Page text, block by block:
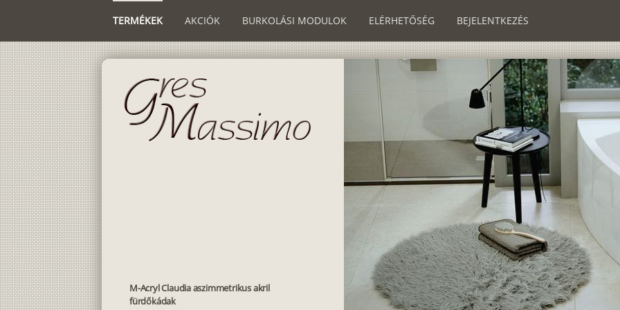
TERMÉKEK AKCIÓK BURKOLÁSI MODULOK ELÉRHETŐSÉG BEJELENTKEZÉS
M-Acryl Claudia aszimmetrikus akril
fürdőkádak